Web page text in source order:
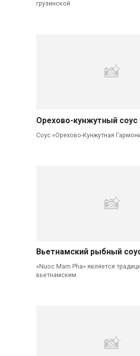
грузинской
Орехово-кунжутный соус
Соус «Орехово-Кунжутная
Вьетнамский рыбный
«Nuoc Mam Pha» является
вьетнамским